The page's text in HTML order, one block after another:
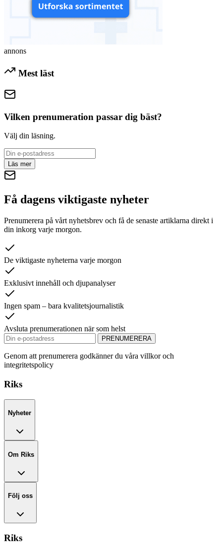
annons
Mest läst
Vilken prenumeration passar dig bäst?
Välj din läsning.
Läs mer
Få dagens viktigaste nyheter
Prenumerera på vårt nyhetsbrev och få de senaste artiklarna direkt i
din inkorg varje morgon.
De viktigaste nyheterna varje morgon
Exklusivt innehåll och djupanalyser
Ingen spam – bara kvalitetsjournalistik
Avsluta prenumerationen när som helst
PRENUMERERA
Genom att prenumerera godkänner du våra villkor och
integritetspolicy
Riks
Nyheter
Om Riks
Följ oss
Riks